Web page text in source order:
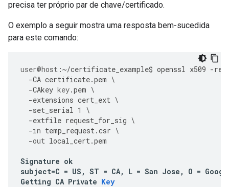
precisa ter próprio par de chave/certificado.
O exemplo a seguir mostra uma resposta bem-sucedida
para este comando:
user@host :~/certificate_example$ openssl x509 -req
-CA certificate.pem \
-CAkey key.pem \
-extensions cert_ext \
-set_serial 1
\
-extfile request_for_sig \
-in temp_request.csr \
-out local_cert.pem
Signature ok
subject=C = US , ST = CA, L = San Jose , O =
Getting CA Private Key